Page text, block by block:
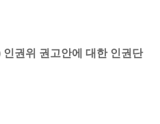
권위 권고안에 대한 인권단